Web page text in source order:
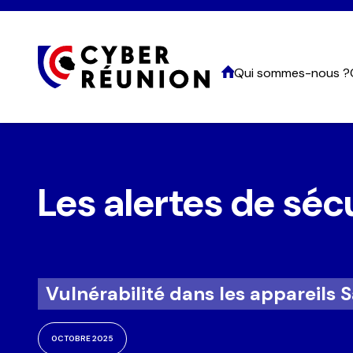
Qui sommes-nous ?
Les alertes de
Vulnérabilité dans les appareils
OCTOBRE 2025